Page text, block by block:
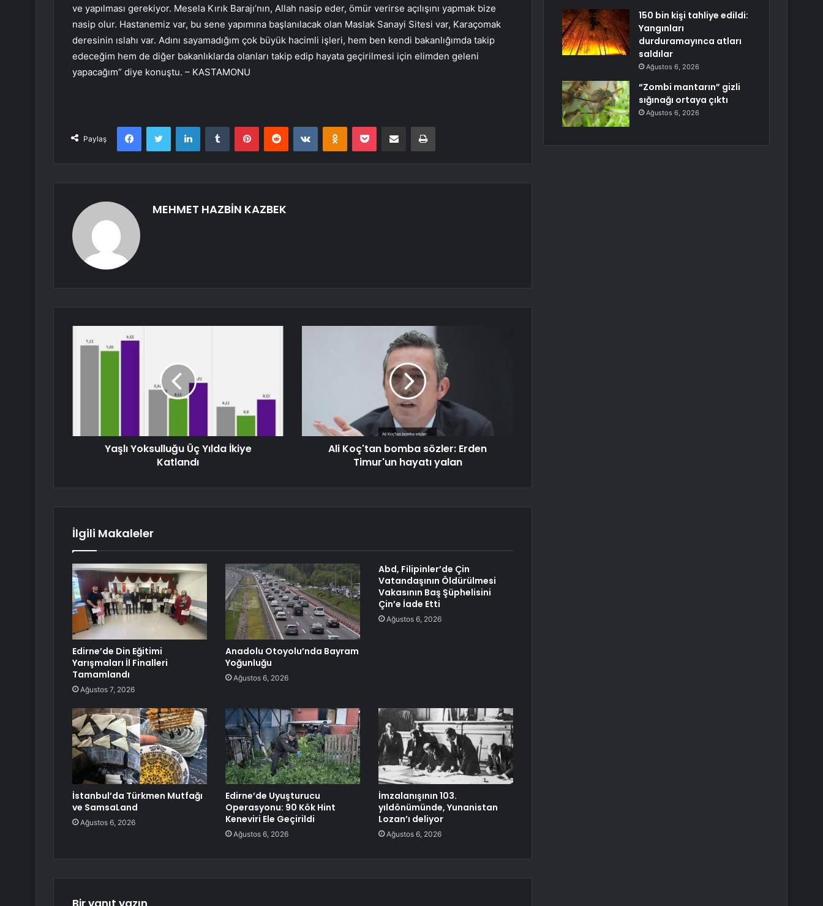
ve yapılması gerekiyor. Mesela Kırık Barajı’nın, Allah nasip eder, ömür verirse açılışını yapmak bize
nasip olur. Hastanemiz var, bu sene yapımına başlanılacak olan Maslak Sanayi Sitesi var, Karaçomak
deresinin ıslahı var. Adını sayamadığım çok büyük hacimli işleri, hem ben kendi bakanlığımda takip
edeceğim hem de diğer bakanlıklarda olanları takip edip hayata geçirilmesi için elimden geleni
yapacağım” diye konuştu. – KASTAMONU
Paylaş
FacebookTwitter LinkedInTumblr PinterestReddit VKontakteOdnoklassniki
Pocket E-Posta ile paylaş Yazdır
MEHMET HAZBİN KAZBEK
Yaşlı Yoksulluğu Üç Yılda İkiye
Katlandı
Ali Koç'tan bomba sözler: Erden
Timur'un hayatı yalan
İlgili Makaleler
Edirne’de Din Eğitimi
Yarışmaları İl Finalleri
Tamamlandı
Ağustos 7, 2026
Anadolu Otoyolu’nda Bayram
Yoğunluğu
Ağustos 6, 2026
Abd, Filipinler’de Çin
Vatandaşının Öldürülmesi
Vakasının Baş Şüphelisini
Çin’e İade Etti
Ağustos 6, 2026
İstanbul’da Türkmen Mutfağı
ve SamsaLand
Ağustos 6, 2026
Edirne’de Uyuşturucu
Operasyonu: 90 Kök Hint
Keneviri Ele Geçirildi
Ağustos 6, 2026
İmzalanışının 103.
yıldönümünde, Yunanistan
Lozan’ı deliyor
Ağustos 6, 2026
150 bin kişi tahliye edildi:
Yangınları
durduramayınca atları
saldılar
Ağustos 6, 2026
“Zombi mantarın” gizli
sığınağı ortaya çıktı
Ağustos 6, 2026